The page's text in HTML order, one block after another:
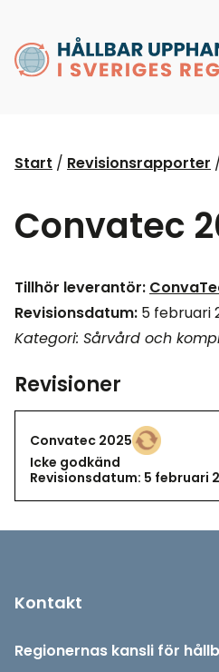
husr.se
Start / Revisionsrapporter
Convatec
Tillhör leverantör:
Revisionsdatum: 5 februari
Kategori: Sårvård och
Revisioner
Convatec 2025
Icke
Icke godkänd
Revisionsdatum: 5 februari
Kontakt
Regionernas kansli för